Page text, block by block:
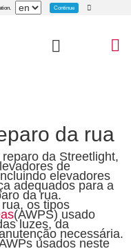
Continue
da rua
da Streetlight,
de
elevadores
adequados para a
da rua.
os tipos
(AWPS) usado
luzes, da
necessária.
usados ​​neste